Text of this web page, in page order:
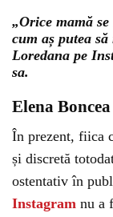
„Orice mamă
cum aș putea
Loredana pe
sa.
Elena
În prezent, fiica
și discretă
ostentativ în
Instagram nu a